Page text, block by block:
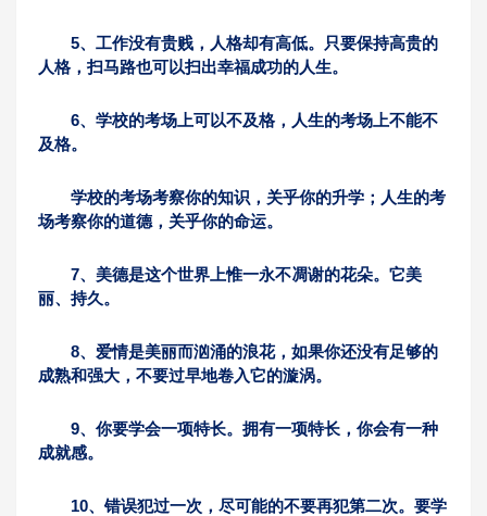
5、工作没有贵贱，人格却有高低。只要保持高贵的
人格，扫马路也可以扫出幸福成功的人生。
6、学校的考场上可以不及格，人生的考场上不能不
及格。
学校的考场考察你的知识，关乎你的升学；人生的考
场考察你的道德，关乎你的命运。
7、美德是这个世界上惟一永不凋谢的花朵。它美
丽、持久。
8、爱情是美丽而汹涌的浪花，如果你还没有足够的
成熟和强大，不要过早地卷入它的漩涡。
9、你要学会一项特长。拥有一项特长，你会有一种
成就感。
10、错误犯过一次，尽可能的不要再犯第二次。要学